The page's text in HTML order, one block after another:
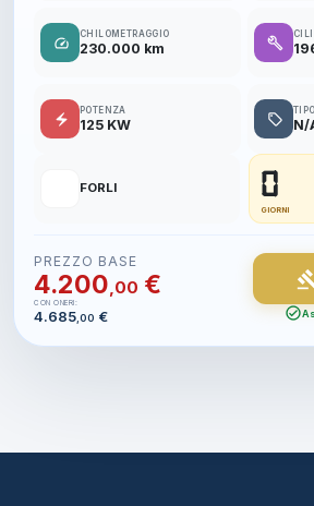
speed
CHILOMETRAGGIO
230.000 km build
electric_bolt
POTENZA
125 KW local_offer
TIPO
N/
FORLI 0
GIORNI
PREZZO BASE
4.200,00 €
CON ONERI:
4.685 ,00 €
gavel
check_circle